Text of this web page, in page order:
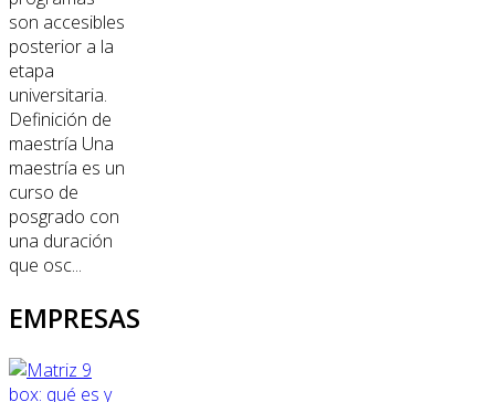
son accesibles
posterior a la
etapa
universitaria.
Definición de
maestría Una
maestría es un
curso de
posgrado con
una duración
que osc...
EMPRESAS